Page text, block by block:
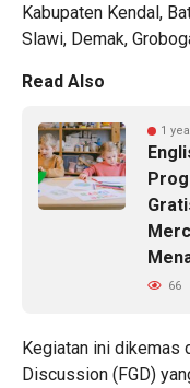
Kabupaten Kendal,
Slawi, Demak,
Read Also
1
66
Kegiatan ini dikemas
Discussion (FGD)